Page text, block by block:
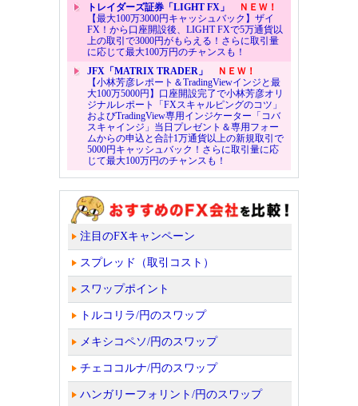
トレイダーズ証券「LIGHT FX」
ＮＥＷ！
【最大100万3000円キャッシュバック】ザイ
FX！から口座開設後、LIGHT FXで5万通貨以
上の取引で3000円がもらえる！さらに取引量
に応じて最大100万円のチャンスも！
JFX「MATRIX TRADER」
ＮＥＷ！
【小林芳彦レポート＆TradingViewインジと最
大100万5000円】口座開設完了で小林芳彦オリ
ジナルレポート「FXスキャルピングのコツ」
およびTradingView専用インジケーター「コバ
スキャインジ」当日プレゼント＆専用フォー
ムからの申込と合計1万通貨以上の新規取引で
5000円キャッシュバック！さらに取引量に応
じて最大100万円のチャンスも！
注目のFXキャンペーン
スプレッド（取引コスト）
スワップポイント
トルコリラ/円のスワップ
メキシコペソ/円のスワップ
チェココルナ/円のスワップ
ハンガリーフォリント/円のスワップ